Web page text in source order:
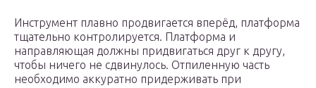
Инструмент плавно продвигается вперёд, платформа
тщательно контролируется. Платформа и
направляющая должны придвигаться друг к другу,
чтобы ничего не сдвинулось. Отпиленную часть
необходимо аккуратно придерживать при